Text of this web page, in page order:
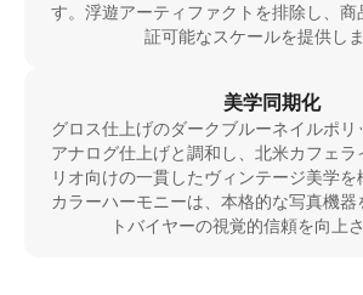
す。浮遊アーティファクトを排除し、商
証可能なスケールを提供しま
美学同期化
グロス仕上げのダークブルーネイルポ
アナログ仕上げと調和し、北米カフェラ
リオ向けの一貫したヴィンテージ美学
カラーハーモニーは、本格的な写真機器
トバイヤーの視覚的信頼を向上